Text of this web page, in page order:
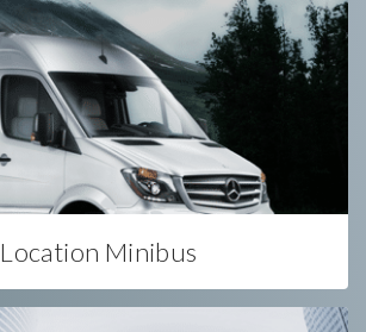
Location Minibus